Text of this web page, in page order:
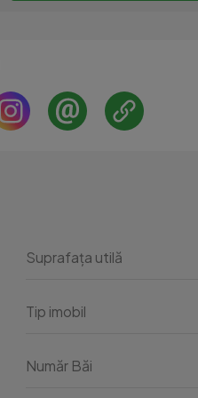
Suprafața utilă
Tip imobil
Număr Băi